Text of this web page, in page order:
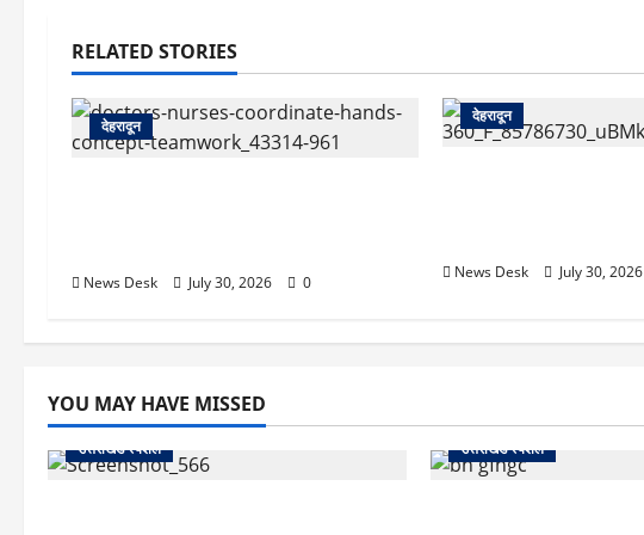
RELATED STORIES
देहरादून
News Desk July 30, 2026 0
देहरादून
News Desk July 30, 2026
YOU MAY HAVE MISSED
उत्तराखंड स्पेशल उत्तराखंड स्पेशल